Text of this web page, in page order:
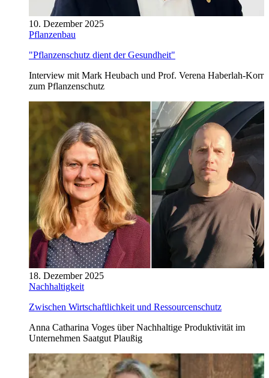
10. Dezember 2025
Pflanzenbau
"Pflanzenschutz dient der Gesundheit"
Interview mit Mark Heubach und Prof. Verena Haberlah-Korr
zum Pflanzenschutz
18. Dezember 2025
Nachhaltigkeit
Zwischen Wirtschaftlichkeit und Ressourcenschutz
Anna Catharina Voges über Nachhaltige Produktivität im
Unternehmen Saatgut Plaußig